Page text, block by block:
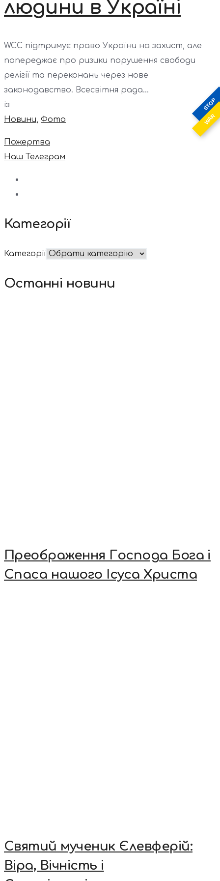
STOP
WAR
людини в Україні
WCC підтримує право України на захист, але
попереджає про ризики порушення свободи
релігії та переконань через нове
законодавство. Всесвітня рада...
із
Новини, Фото
Пожертва
Наш Телеграм
Категорії
Категорії
Останні новини
Преображення Господа Бога і
Спаса нашого Ісуса Христа
Святий мученик Єлевферій:
Віра, Вічність і